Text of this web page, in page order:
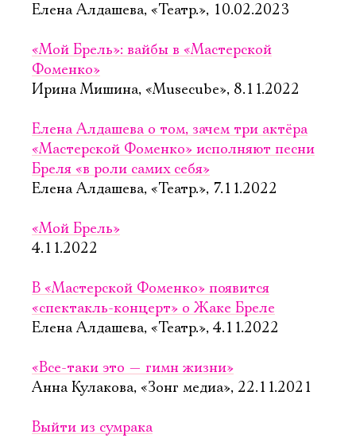
Елена Алдашева, «Театр.», 10.02.2023
«Мой Брель»: вайбы в «Мастерской
Фоменко»
Ирина Мишина, «Musecube», 8.11.2022
Елена Алдашева о том, зачем три актёра
«Мастерской Фоменко» исполняют песни
Бреля «в роли самих себя»
Елена Алдашева, «Театр.», 7.11.2022
«Мой Брель»
4.11.2022
В «Мастерской Фоменко» появится
«спектакль-концерт» о Жаке Бреле
Елена Алдашева, «Театр.», 4.11.2022
«Все-таки это — гимн жизни»
Анна Кулакова, «Зонг медиа», 22.11.2021
Выйти из сумрака